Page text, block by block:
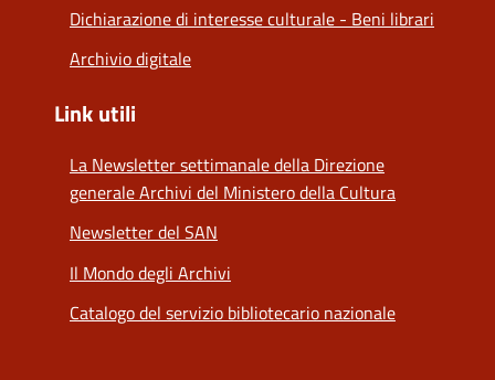
Dichiarazione di interesse culturale - Beni librari
Archivio digitale
Link utili
La Newsletter settimanale della Direzione
generale Archivi del Ministero della Cultura
Newsletter del SAN
Il Mondo degli Archivi
Catalogo del servizio bibliotecario nazionale